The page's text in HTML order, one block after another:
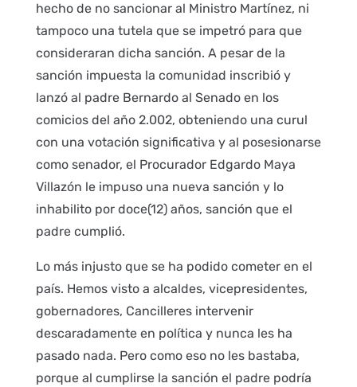
hecho de no sancionar al Ministro Martínez, ni
tampoco una tutela que se impetró para que
consideraran dicha sanción. A pesar de la
sanción impuesta la comunidad inscribió y
lanzó al padre Bernardo al Senado en los
comicios del año 2.002, obteniendo una curul
con una votación significativa y al posesionarse
como senador, el Procurador Edgardo Maya
Villazón le impuso una nueva sanción y lo
inhabilito por doce(12) años, sanción que el
padre cumplió.
Lo más injusto que se ha podido cometer en el
país. Hemos visto a alcaldes, vicepresidentes,
gobernadores, Cancilleres intervenir
descaradamente en política y nunca les ha
pasado nada. Pero como eso no les bastaba,
porque al cumplirse la sanción el padre podría